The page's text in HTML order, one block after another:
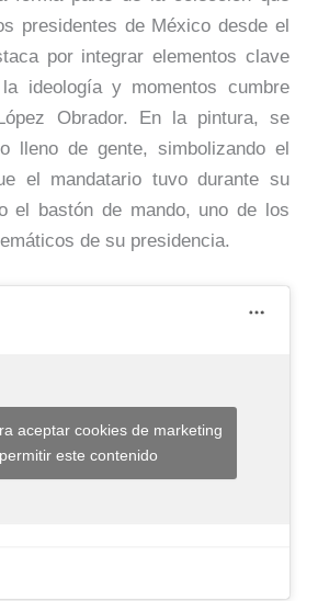
presidentes de México desde el
por integrar elementos clave
ideología y momentos cumbre
Obrador. En la pintura, se
lleno de gente, simbolizando el
el mandatario tuvo durante su
el bastón de mando, uno de los
de su presidencia.
aceptar cookies de marketing
este contenido